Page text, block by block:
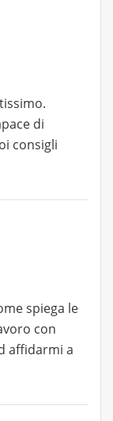
di
consigli
spiega le
con
affidarmi a